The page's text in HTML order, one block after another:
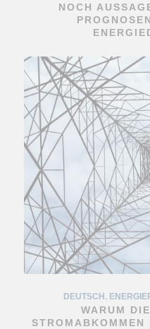
NOCH
DEUTSCH,
WARUM
DEUTSCH,
ERNEUERBARE